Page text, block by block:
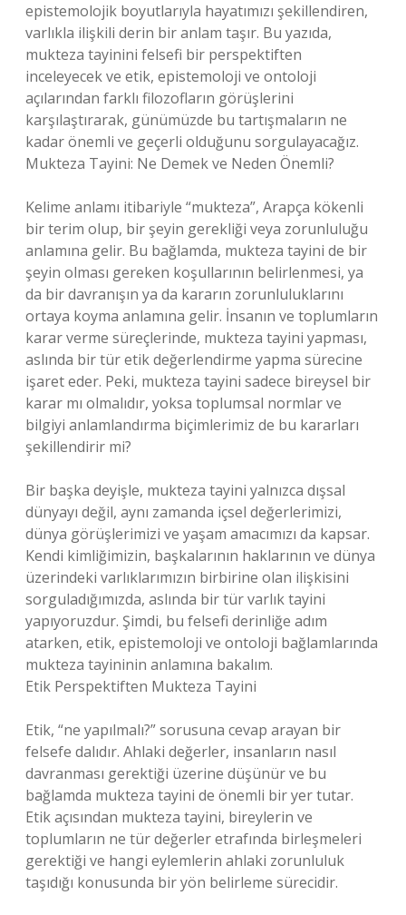
epistemolojik boyutlarıyla hayatımızı şekillendiren,
varlıkla ilişkili derin bir anlam taşır. Bu yazıda,
mukteza tayinini felsefi bir perspektiften
inceleyecek ve etik, epistemoloji ve ontoloji
açılarından farklı filozofların görüşlerini
karşılaştırarak, günümüzde bu tartışmaların ne
kadar önemli ve geçerli olduğunu sorgulayacağız.
Mukteza Tayini: Ne Demek ve Neden Önemli?
Kelime anlamı itibariyle “mukteza”, Arapça kökenli
bir terim olup, bir şeyin gerekliği veya zorunluluğu
anlamına gelir. Bu bağlamda, mukteza tayini de bir
şeyin olması gereken koşullarının belirlenmesi, ya
da bir davranışın ya da kararın zorunluluklarını
ortaya koyma anlamına gelir. İnsanın ve toplumların
karar verme süreçlerinde, mukteza tayini yapması,
aslında bir tür etik değerlendirme yapma sürecine
işaret eder. Peki, mukteza tayini sadece bireysel bir
karar mı olmalıdır, yoksa toplumsal normlar ve
bilgiyi anlamlandırma biçimlerimiz de bu kararları
şekillendirir mi?
Bir başka deyişle, mukteza tayini yalnızca dışsal
dünyayı değil, aynı zamanda içsel değerlerimizi,
dünya görüşlerimizi ve yaşam amacımızı da kapsar.
Kendi kimliğimizin, başkalarının haklarının ve dünya
üzerindeki varlıklarımızın birbirine olan ilişkisini
sorguladığımızda, aslında bir tür varlık tayini
yapıyoruzdur. Şimdi, bu felsefi derinliğe adım
atarken, etik, epistemoloji ve ontoloji bağlamlarında
mukteza tayininin anlamına bakalım.
Etik Perspektiften Mukteza Tayini
Etik, “ne yapılmalı?” sorusuna cevap arayan bir
felsefe dalıdır. Ahlaki değerler, insanların nasıl
davranması gerektiği üzerine düşünür ve bu
bağlamda mukteza tayini de önemli bir yer tutar.
Etik açısından mukteza tayini, bireylerin ve
toplumların ne tür değerler etrafında birleşmeleri
gerektiği ve hangi eylemlerin ahlaki zorunluluk
taşıdığı konusunda bir yön belirleme sürecidir.